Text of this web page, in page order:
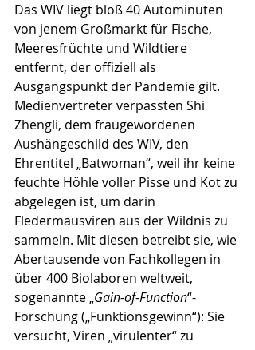
Das WIV liegt bloß 40 Autominuten
von jenem Groß­markt für Fische,
Meeresfrüchte und Wildtiere
entfernt, der offiziell als
Ausgangspunkt der Pandemie gilt.
Medienvertreter verpassten Shi
Zhengli, dem frau­gewordenen
Aushängeschild des WIV, den
Ehrentitel „Batwoman“, weil ihr keine
feuchte Höhle voller Pisse und Kot zu
abgelegen ist, um darin
Fledermausviren aus der Wildnis zu
sammeln. Mit diesen betreibt sie, wie
Aber­tausende von Fachkollegen in
über 400 Biolaboren weltweit,
sogenannte „Gain-of-Function“-
Forschung („Funk­tionsgewinn“): Sie
versucht, Viren „virulenter“ zu